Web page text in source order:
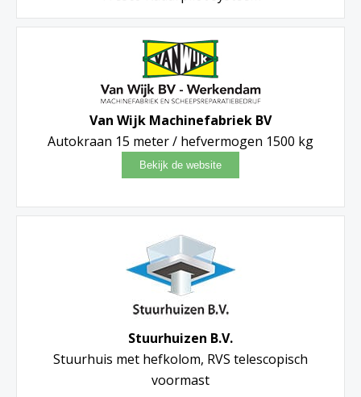
Van Wijk Machinefabriek BV
Autokraan 15 meter / hefvermogen 1500 kg
Stuurhuizen B.V.
Stuurhuis met hefkolom, RVS telescopisch
voormast